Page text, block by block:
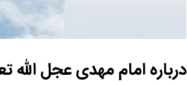
امام مهدی عجل الله